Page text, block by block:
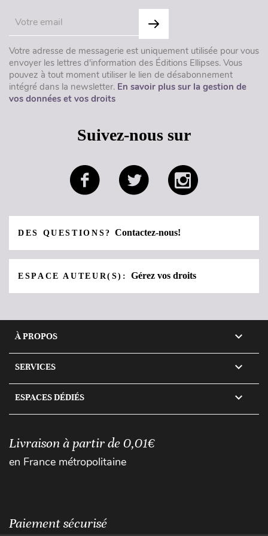
Votre adresse de messagerie est uniquement utilisée pour vous
envoyer les lettres d'information des Éditions Ellipses. Vous
pouvez à tout moment utiliser le lien de désabonnement
intégré dans la newsletter. En savoir plus sur la gestion de
vos données et vos droits
Suivez-nous sur
DES QUESTIONS?Contactez-nous!
ESPACE AUTEUR(S):Gérez vos droits
À PROPOS 
SERVICES 
ESPACES DÉDIÉS 
Livraison à partir de 0,01€
en France métropolitaine
Paiement sécurisé